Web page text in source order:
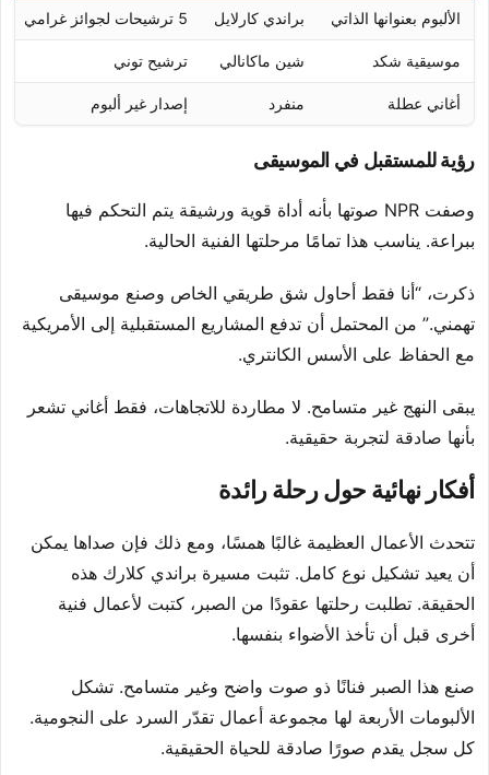
الألبوم بعنوانها الذاتي براندي كارلايل 5 ترشيحات لجوائز غرامي
موسيقية شكد شين ماكانالي ترشيح توني
أغاني عطلة منفرد إصدار غير ألبوم
رؤية للمستقبل في الموسيقى
وصفت NPR صوتها بأنه أداة قوية ورشيقة يتم التحكم فيها
ببراعة. يناسب هذا تمامًا مرحلتها الفنية الحالية.
ذكرت، “أنا فقط أحاول شق طريقي الخاص وصنع موسيقى
تهمني.” من المحتمل أن تدفع المشاريع المستقبلية إلى الأمريكية
مع الحفاظ على الأسس الكانتري.
يبقى النهج غير متسامح. لا مطاردة للاتجاهات، فقط أغاني تشعر
بأنها صادقة لتجربة حقيقية.
أفكار نهائية حول رحلة رائدة
تتحدث الأعمال العظيمة غالبًا همسًا، ومع ذلك فإن صداها يمكن
أن يعيد تشكيل نوع كامل. تثبت مسيرة براندي كلارك هذه
الحقيقة. تطلبت رحلتها عقودًا من الصبر، كتبت لأعمال فنية
أخرى قبل أن تأخذ الأضواء بنفسها.
صنع هذا الصبر فنانًا ذو صوت واضح وغير متسامح. تشكل
الألبومات الأربعة لها مجموعة أعمال تقدّر السرد على النجومية.
كل سجل يقدم صورًا صادقة للحياة الحقيقية.